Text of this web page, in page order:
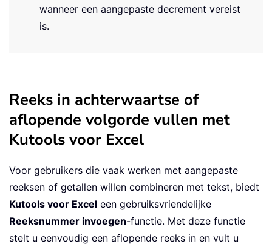
wanneer een aangepaste decrement vereist
is.
Reeks in achterwaartse of
aflopende volgorde vullen met
Kutools voor Excel
Voor gebruikers die vaak werken met aangepaste
reeksen of getallen willen combineren met tekst, biedt
Kutools voor Excel een gebruiksvriendelijke
Reeksnummer invoegen-functie. Met deze functie
stelt u eenvoudig een aflopende reeks in en vult u